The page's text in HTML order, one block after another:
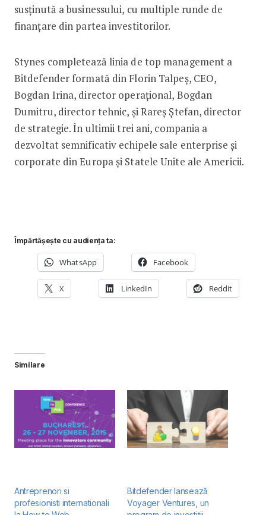
susținută a businessului, cu multiple runde de
finanțare din partea investitorilor.
Stynes completează linia de top management a
Bitdefender formată din Florin Talpeș, CEO,
Bogdan Irina, director operațional, Bogdan
Dumitru, director tehnic, și Rareș Ștefan, director
de strategie. În ultimii trei ani, compania a
dezvoltat semnificativ echipele sale enterprise și
corporate din Europa și Statele Unite ale Americii.
Împărtășește cu audiența ta:
WhatsApp Facebook
X LinkedIn Reddit
Similare
Antreprenori si
profesionisti internationali
Bitdefender lansează
Voyager Ventures, un